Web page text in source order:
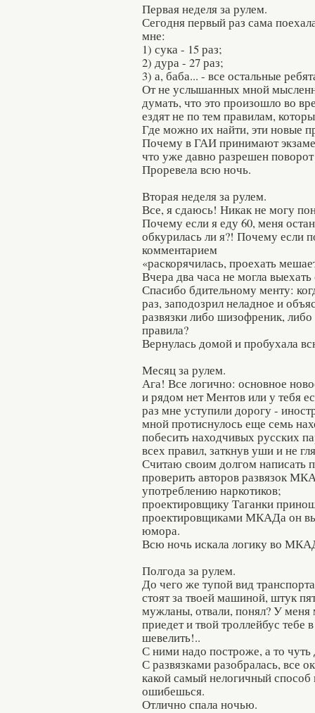
Первая неделя за рулем.
Сегодня первый раз сама
мне:
1) сука - 15 раз;
2) дура - 27 раз;
3) а, баба... - все остальные
От не услышанных мной
думать, что это произошло во
ездят не по тем правилам,
Где можно их найти, эти новые
Почему в ГАИ принимают
что уже давно разрешен
Проревела всю ночь.
Вторая неделя за рулем.
Все, я сдаюсь! Никак не могу
Почему если я еду 60, меня
обкурилась ли я?! Почему если
комментарием
«раскорячилась, проехать
Вчера два часа не могла
Спасибо бдительному менту:
раз, заподозрил неладное и
развязки либо шизофреник,
правила?
Вернулась домой и пробухала
Месяц за рулем.
Ага! Все логично: основное
и рядом нет Ментов или у тебя
раз мне уступили дорогу -
мной протиснулось еще семь
побесить находчивых русских
всех правил, заткнув уши и не
Считаю своим долгом написать
проверить авторов развязок
употреблению наркотиков;
проектировщику Таганки
проектировщиками МКАДа он
юмора.
Всю ночь искала логику во
Полгода за рулем.
До чего же тупой вид
стоят за твоей машиной, штук
мужланы, отвали, понял? У
приедет и твой троллейбус тебе
шевелить!..
С ними надо построже, а то
С развязками разобралась, все
какой самый нелогичный способ
ошибешься.
Отлично спала ночью.